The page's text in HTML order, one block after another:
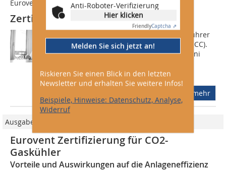
Anti-Roboter-Verifizierung
Hier klicken
FriendlyCaptcha ⇗
Melden Sie sich jetzt an!
Riskieren Sie einen Blick in den letzten
Newsletter und erhalten Sie weitere Infos!
Beispiele, Hinweise: Datenschutz, Analyse,
Widerruf
Eurovent
Zertifizierung unter neuer Führung
Erick Melquiond ist neuer Geschäftsführer
der Eurovent Certification Company (ECC).
Er folgt Jacques Benoist, der am 30. Juni
Melquiond hat in Toulouse mit...
mehr
Ausgabe Gewerbekälte/2023
Eurovent Zertifizierung für CO2-
Gaskühler
Vorteile und Auswirkungen auf die Anlageneffizienz